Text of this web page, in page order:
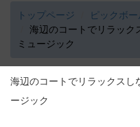
トップページ
ピックボ
海辺のコートでリラック
ミュージック
海辺のコートでリラックスし
ージック